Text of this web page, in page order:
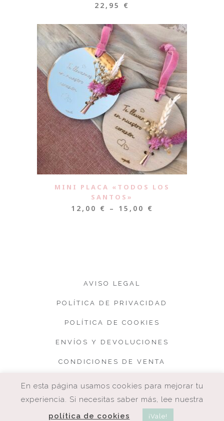
22,95 €
MINI PLACA «TODOS LOS
SANTOS»
12,00 € – 15,00 €
AVISO LEGAL
POLÍTICA DE PRIVACIDAD
POLÍTICA DE COOKIES
ENVÍOS Y DEVOLUCIONES
CONDICIONES DE VENTA
En esta página usamos cookies para mejorar tu
experiencia. Si necesitas saber más, lee nuestra
política de cookies
¡Vale!